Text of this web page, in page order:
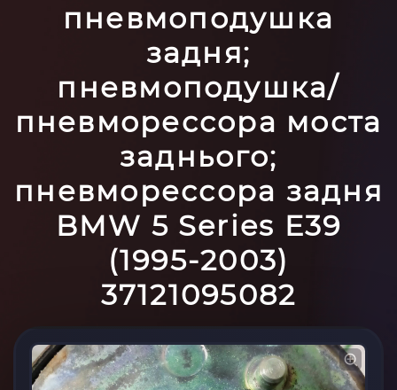
пневмоподушка
задня;
пневмоподушка/
пневморессора моста
заднього;
пневморессора задня
BMW 5 Series E39
(1995-2003)
37121095082